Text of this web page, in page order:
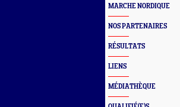
MARCHE NORDIQUE
NOS PARTENAIRES
RÉSULTATS
LIENS
MÉDIATHÈQUE